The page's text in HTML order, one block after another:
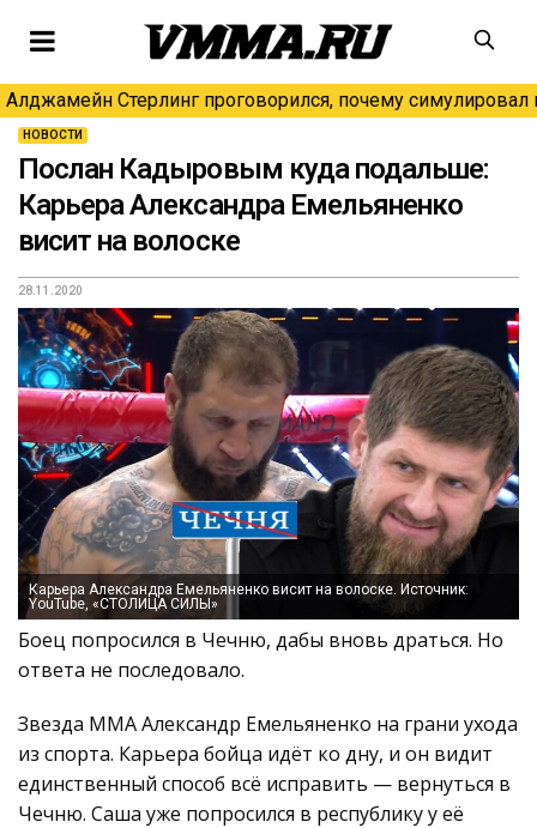
Алджамейн Стерлинг проговорился, почему симулировал
НОВОСТИ
Послан Кадыровым куда подальше:
Карьера Александра Емельяненко
висит на волоске
28.11.2020
Карьера Александра Емельяненко висит на волоске. Источник:
YouTube, «СТОЛИЦА СИЛЫ»
Боец попросился в Чечню, дабы вновь драться. Но
ответа не последовало.
Звезда ММА Александр Емельяненко на грани ухода
из спорта. Карьера бойца идёт ко дну, и он видит
единственный способ всё исправить — вернуться в
Чечню. Саша уже попросился в республику у её